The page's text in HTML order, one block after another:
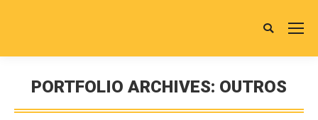
Buscar
PORTFOLIO ARCHIVES: OUTROS
Você está aqui: